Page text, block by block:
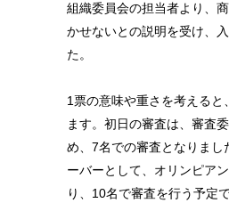
組織委員会の担当者より、
かせないとの説明を受け、
た。
1票の意味や重さを考える
ます。初日の審査は、審査
め、7名での審査となりま
ーバーとして、オリンピア
り、10名で審査を行う予定